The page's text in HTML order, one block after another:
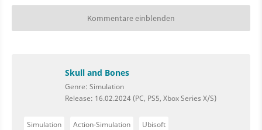
Kommentare einblenden
Skull and Bones
Genre: Simulation
Release: 16.02.2024 (PC, PS5, Xbox Series X/S)
Simulation Action-Simulation Ubisoft